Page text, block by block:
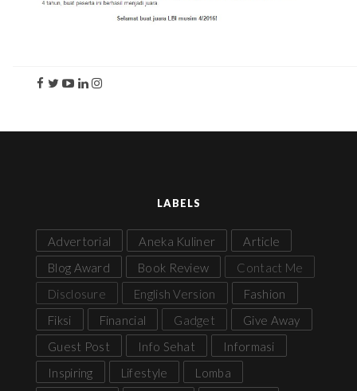
LABELS
Advertorial Aneka Kuliner
Article
Blog Award
Book Review
Contact Me
Disclosure
English Version
Fashion
Fiksi
Financial Gadget
Give Away
Guest Post
Info Sehat
Informasi
Inspiring
Lifestyle
Lomba